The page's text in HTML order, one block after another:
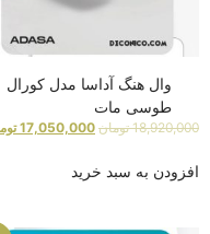
وال هنگ آداسا مدل کورال
طوسی مات
18,920,000 تومان 17,050,000
افزودن به سبد خرید